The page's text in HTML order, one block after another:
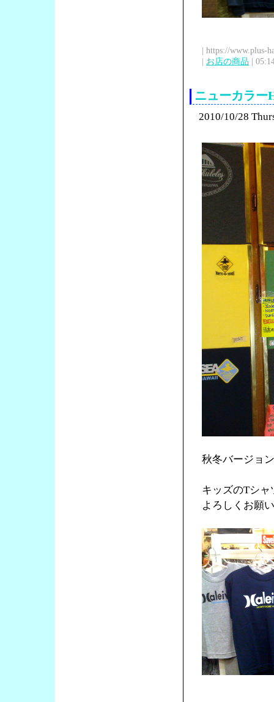
| https://www.plus-
| お店の商品 |
ニューカラー
2010/10/28
秋冬バージョ
キッズのTシ
よろしくお願